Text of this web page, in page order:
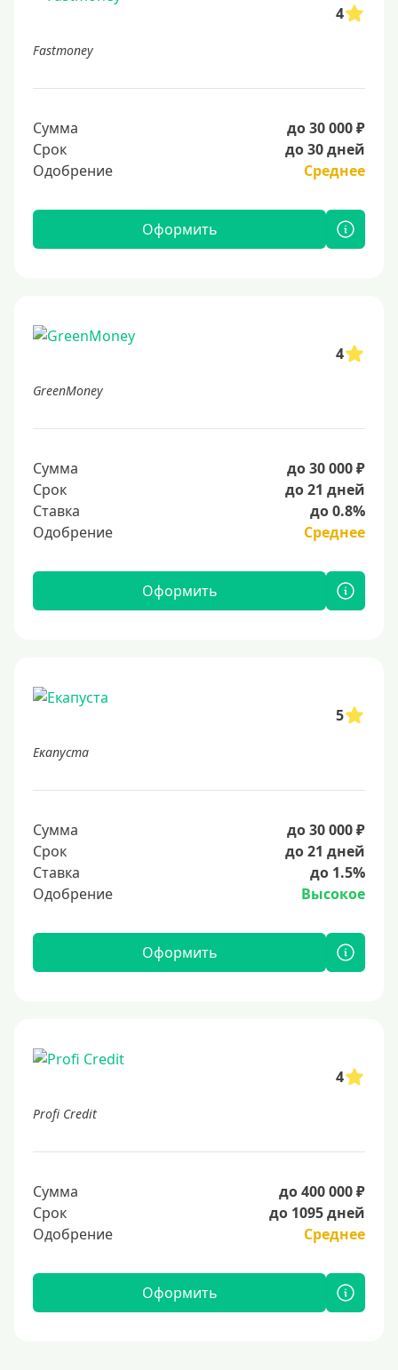
4
Fastmoney
Сумма
до 30 000 ₽
Срок
до 30 дней
Одобрение
Среднее
Оформить
4
GreenMoney
Сумма
до 30 000 ₽
Срок
до 21 дней
Ставка
до 0.8%
Одобрение
Среднее
Оформить
5
Екапуста
Сумма
до 30 000 ₽
Срок
до 21 дней
Ставка
до 1.5%
Одобрение
Высокое
Оформить
4
Profi Credit
Сумма
до 400 000 ₽
Срок
до 1095 дней
Одобрение
Среднее
Оформить